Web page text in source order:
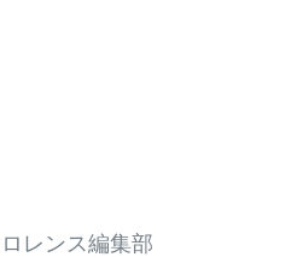
ロレンス編集部